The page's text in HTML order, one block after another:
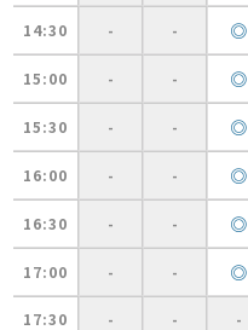
14:30 - - ◎
15:00 - - ◎
15:30 - - ◎
16:00 - - ◎
16:30 - - ◎
17:00 - - ◎
17:30 - - -